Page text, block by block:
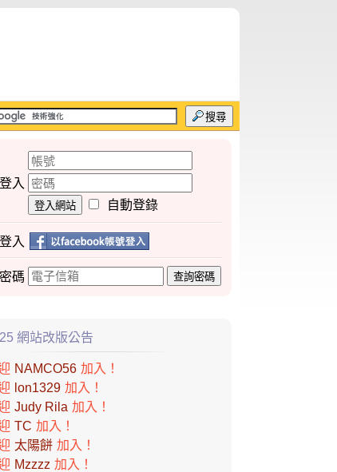
搜尋
入
登入網站 自動登錄
入
密碼 查詢密碼
網站改版公告
NAMCO56 加入！
lon1329 加入！
Judy Rila 加入！
TC 加入！
太陽餅 加入！
Mzzzz 加入！